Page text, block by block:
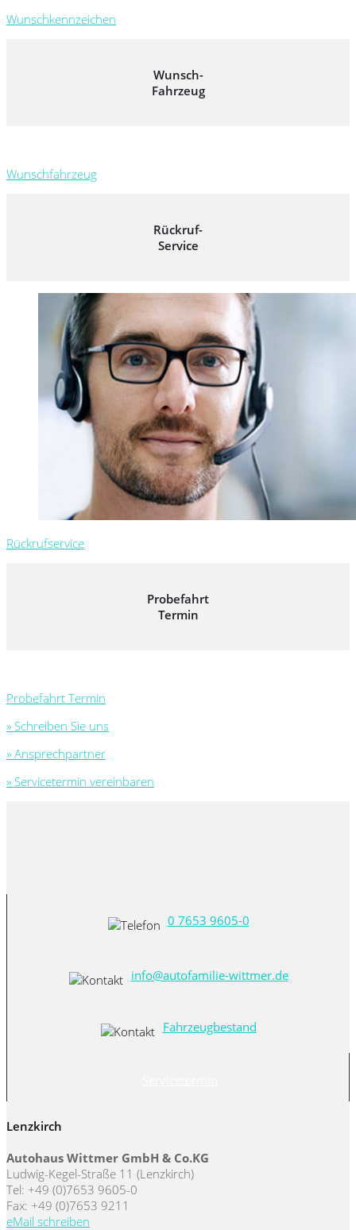
Wunschkennzeichen
Wunsch-
Fahrzeug
Wunschfahrzeug
Rückruf-
Service
Rückrufservice
Probefahrt
Termin
Probefahrt Termin
» Schreiben Sie uns
» Ansprechpartner
» Servicetermin vereinbaren
0 7653 9605-0
info@autofamilie-wittmer.de
Fahrzeugbestand
Lenzkirch
Autohaus Wittmer GmbH & Co.KG
Ludwig-Kegel-Straße 11 (Lenzkirch)
Tel: +49 (0)7653 9605-0
Fax: +49 (0)7653 9211
eMail schreiben